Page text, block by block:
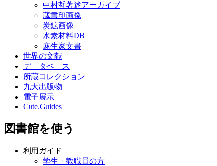
中村哲著述アーカイブ
蔵書印画像
炭鉱画像
水素材料DB
麻生家文書
世界の文献
データベース
所蔵コレクション
九大出版物
電子展示
Cute.Guides
図書館を使う
利用ガイド
学生・教職員の方